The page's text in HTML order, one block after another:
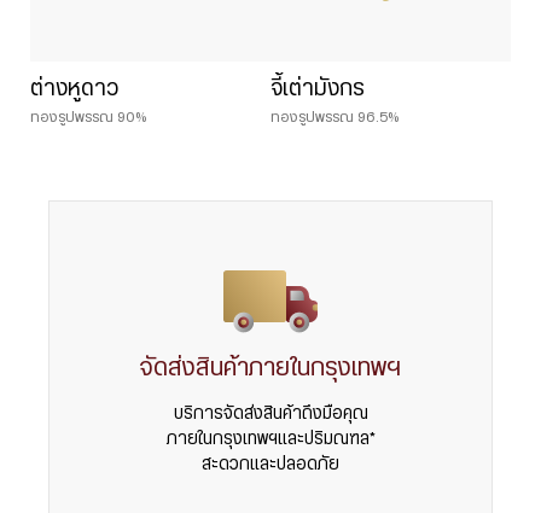
ต่างหูดาว
ทองรูปพรรณ 90%
จี้เต่ามังกร
ทองรูปพรรณ 96.5%
จัดส่งสินค้าภายในกรุงเทพฯ
บริการจัดส่งสินค้าถึงมือคุณ
ภายในกรุงเทพฯและปริมณฑล*
สะดวกและปลอดภัย